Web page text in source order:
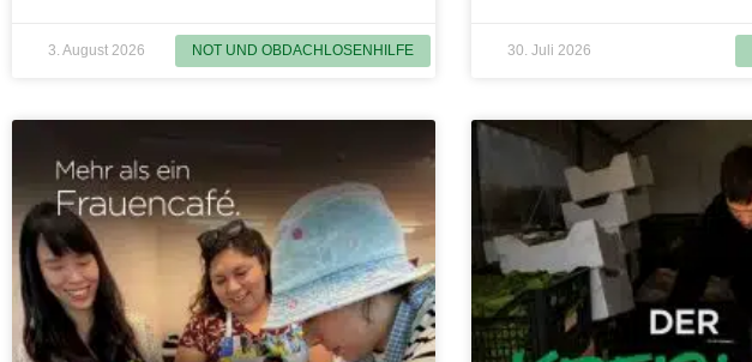
NOT UND OBDACHLOSENHILFE
3. August 2026 30. Juli 2026